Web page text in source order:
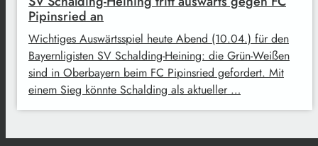
Pipinsried an
Wichtiges Auswärtsspiel heute Abend (10.04.) für den
Bayernligisten SV Schalding-Heining: die Grün-Weißen
sind in Oberbayern beim FC Pipinsried gefordert. Mit
einem Sieg könnte Schalding als aktueller …